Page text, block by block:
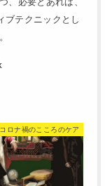
ブテクニックとし
コロナ禍のこころのケア